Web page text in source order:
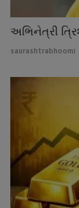
અભિનેત્રી
saurashtrabhoomi